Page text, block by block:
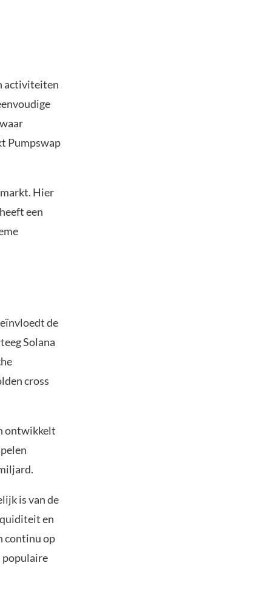
activiteiten
Pumpswap
Hier
een
de
Solana
cross
ontwikkelt
is van de
en
continu op
populaire